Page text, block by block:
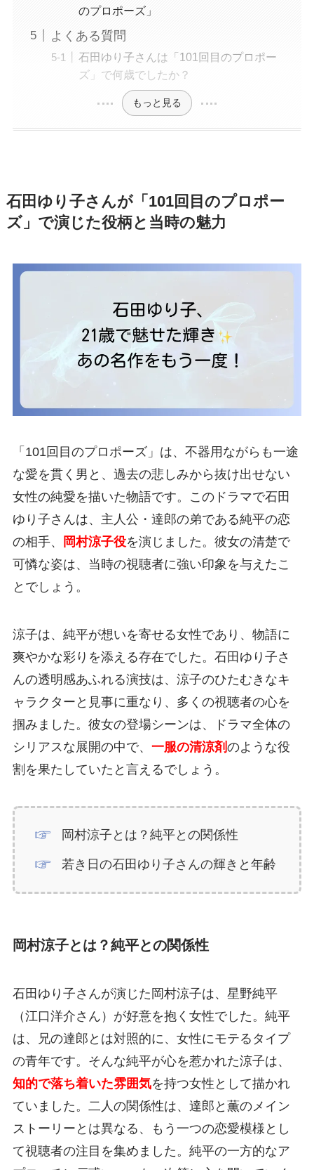
のプロポーズ」
よくある質問
石田ゆり子さんは「101回目のプロポー
ズ」で何歳でしたか？
もっと見る
石田ゆり子さんが「101回目のプロポー
ズ」で演じた役柄と当時の魅力
「101回目のプロポーズ」は、不器用ながらも一途
な愛を貫く男と、過去の悲しみから抜け出せない
女性の純愛を描いた物語です。このドラマで石田
ゆり子さんは、主人公・達郎の弟である純平の恋
の相手、
岡村涼子役を演じました。彼女の清楚で
可憐な姿は、当時の視聴者に強い印象を与えたこ
とでしょう。
涼子は、純平が想いを寄せる女性であり、物語に
爽やかな彩りを添える存在でした。石田ゆり子さ
んの透明感あふれる演技は、涼子のひたむきなキ
ャラクターと見事に重なり、多くの視聴者の心を
掴みました。彼女の登場シーンは、ドラマ全体の
シリアスな展開の中で、 一服の清涼剤のような役
割を果たしていたと言えるでしょう。
岡村涼子とは？純平との関係性
若き日の石田ゆり子さんの輝きと年齢
岡村涼子とは？純平との関係性
石田ゆり子さんが演じた岡村涼子は、星野純平
（江口洋介さん）が好意を抱く女性でした。純平
は、兄の達郎とは対照的に、女性にモテるタイプ
の青年です。そんな純平が心を惹かれた涼子は、
知的で落ち着いた雰囲気を持つ女性として描かれ
ていました。二人の関係性は、達郎と薫のメイン
ストーリーとは異なる、もう一つの恋愛模様とし
て視聴者の注目を集めました。純平の一方的なア